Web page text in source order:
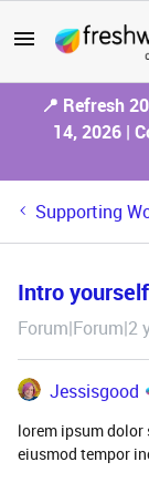
📍 Refresh
14, 2026 |
Supporting
Intro
Forum|Forum|2
Jessisgood
lorem ipsum
eiusmod tempor